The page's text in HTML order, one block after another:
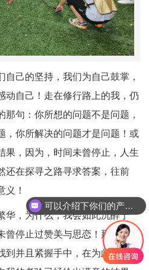
己的坚持，我们为自己鼓掌，
动自己！走在修行路上的我，仍
句：你所想的问题不是问题，
，你所解决的问题才是问题！或
果，因为，时间未曾停止，人生
还在探寻之路寻求答案，往前
义！
，为什么，我会如此沉醉于
停止过赞美与思恋！那最后的
到并且紧握手中，在为此画上完
可以介绍下你们的产品么